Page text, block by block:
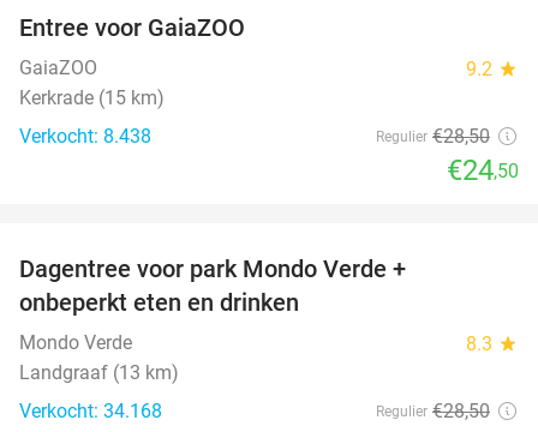
Entree voor GaiaZOO
GaiaZOO 9.2 star
Kerkrade (15 km)
Verkocht: 8.438
Regulier €28,50
€24,50
Dagentree voor park Mondo Verde +
onbeperkt eten en drinken
Mondo Verde 8.3 star
Landgraaf (13 km)
Verkocht: 34.168
Regulier €28,50